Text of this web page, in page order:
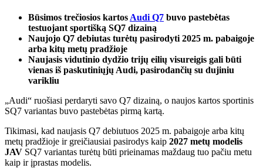
Būsimos trečiosios kartos Audi Q7 buvo pastebėtas
testuojant sportišką SQ7 dizainą
Naujojo Q7 debiutas turėtų pasirodyti 2025 m. pabaigoje
arba kitų metų pradžioje
Naujasis vidutinio dydžio trijų eilių visureigis gali būti
vienas iš paskutiniųjų Audi, pasirodančių su dujiniu
varikliu
„Audi“ ruošiasi perdaryti savo Q7 dizainą, o naujos kartos sportinis
SQ7 variantas buvo pastebėtas pirmą kartą.
Tikimasi, kad naujasis Q7 debiutuos 2025 m. pabaigoje arba kitų
metų pradžioje ir greičiausiai pasirodys kaip 2027 metų modelis
JAV SQ7 variantas turėtų būti prieinamas maždaug tuo pačiu metu
kaip ir įprastas modelis.